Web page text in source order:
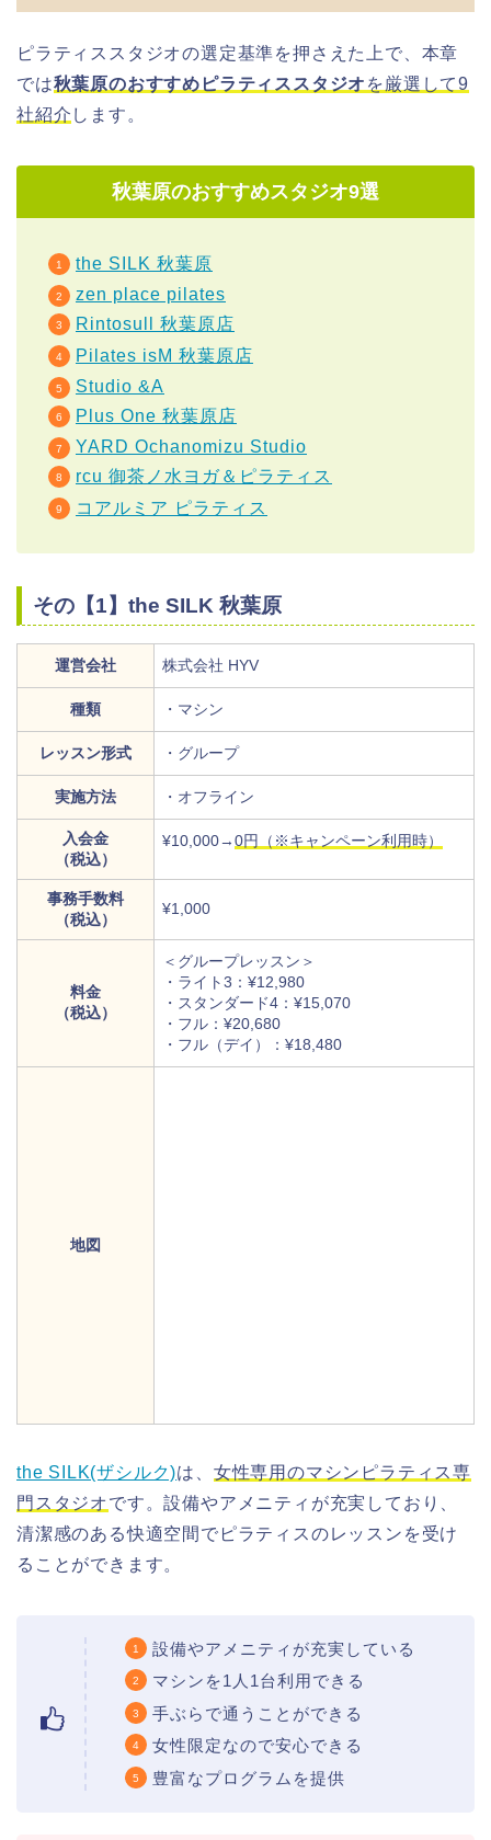
ピラティススタジオの選定基準を押さえた上で、本章
では秋葉原のおすすめピラティススタジオ を厳選して9
社紹介 します。
秋葉原のおすすめスタジオ9選
the SILK 秋葉原
zen place pilates
Rintosull 秋葉原店
Pilates isM 秋葉原店
Studio &A
Plus One 秋葉原店
YARD Ochanomizu Studio
rcu 御茶ノ水ヨガ＆ピラティス
コアルミア ピラティス
その【1】the SILK 秋葉原
運営会社 株式会社 HYV
種類 ・マシン
レッスン形式 ・グループ
実施方法 ・オフライン
入会金
（税込）
¥10,000→0円（※キャンペーン利用時）
事務手数料
（税込）
¥1,000
料金
（税込）
＜グループレッスン＞
・ライト3：¥12,980
・スタンダード4：¥15,070
・フル：¥20,680
・フル（デイ）：¥18,480
地図
the SILK(ザシルク)は、 女性専用のマシンピラティス専
門スタジオ です。設備やアメニティが充実しており、
清潔感のある快適空間でピラティスのレッスンを受け
ることができます。
設備やアメニティが充実している
マシンを1人1台利用できる
手ぶらで通うことができる
女性限定なので安心できる
豊富なプログラムを提供